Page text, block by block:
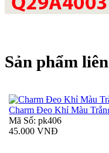
Sản phẩm
Charm Đeo Khỉ Màu
Mã Số: pk406
45.000 VNĐ